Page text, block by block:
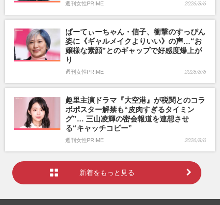
週刊女性PRIME 2026/8/6
ぱーてぃーちゃん・信子、衝撃のすっぴん
姿に《ギャルメイクよりいい》の声…“お
嬢様な素顔”とのギャップで好感度爆上が
り
週刊女性PRIME 2026/8/6
趣里主演ドラマ『大空港』が税関とのコラ
ボポスター解禁も“皮肉すぎるタイミン
グ”… 三山凌輝の密会報道を連想させ
る“キャッチコピー”
週刊女性PRIME 2026/8/6
新着をもっと見る